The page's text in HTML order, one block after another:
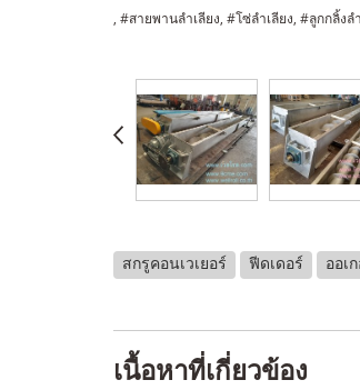
, #สายพานลำเลียง, #โซ่ลำเลียง, #ลูกกลิ้ง
สกรูคอนเวเยอร์ ฟีดเดอร์ ออเ
เนื้อหาที่เกี่ยวข้อง